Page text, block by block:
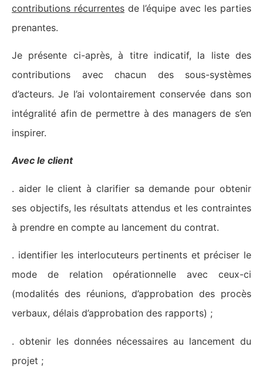
contributions récurrentes de l’équipe avec les parties
prenantes.
Je présente ci-après, à titre indicatif, la liste des
contributions avec chacun des sous-systèmes
d’acteurs. Je l’ai volontairement conservée dans son
intégralité afin de permettre à des managers de s’en
inspirer.
Avec le client
. aider le client à clarifier sa demande pour obtenir
ses objectifs, les résultats attendus et les contraintes
à prendre en compte au lancement du contrat.
. identifier les interlocuteurs pertinents et préciser le
mode de relation opérationnelle avec ceux-ci
(modalités des réunions, d’approbation des procès
verbaux, délais d’approbation des rapports) ;
. obtenir les données nécessaires au lancement du
projet ;